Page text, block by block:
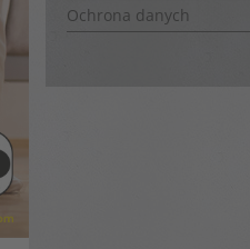
Ochrona danych